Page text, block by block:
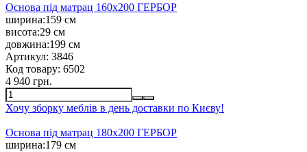
Основа під матрац 160х200 ГЕРБОР
ширина:159 см
висота:29 см
довжина:199 см
Артикул: 3846
Код товару: 6502
4 940 грн.
Хочу зборку меблів в день доставки по Києву!
Основа під матрац 180х200 ГЕРБОР
ширина:179 см